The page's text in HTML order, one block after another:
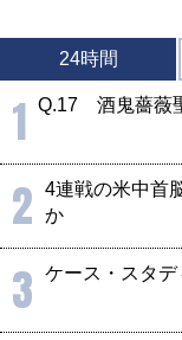
24時間
1 Q.17 酒鬼薔薇
2
4連戦の米中首
か
3 ケース・スタ